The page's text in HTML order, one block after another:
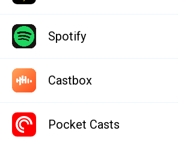
Spotify
Castbox
Pocket Casts